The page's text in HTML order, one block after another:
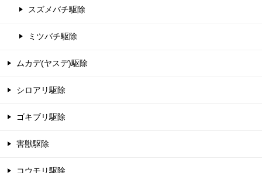
スズメバチ駆除
ミツバチ駆除
ムカデ(ヤスデ)駆除
シロアリ駆除
ゴキブリ駆除
害獣駆除
コウモリ駆除